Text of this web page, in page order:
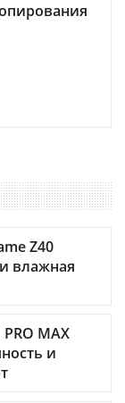
Z40
влажная
MAX
и